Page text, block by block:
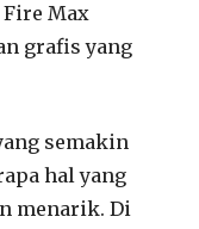
Fire Max
grafis yang
semakin
hal yang
menarik. Di